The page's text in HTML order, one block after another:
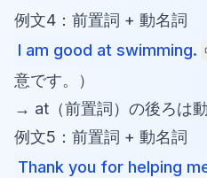
例文4：前置詞 + 動名詞
I am good at swimming.
意です。）
→ at（前置詞）の後ろは動
例文5：前置詞 + 動名詞
Thank you for helping